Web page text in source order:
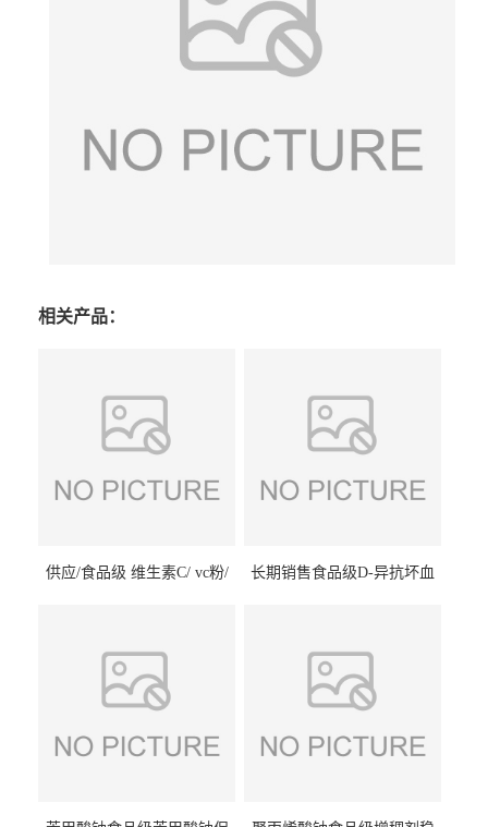
相关产品：
供应/食品级 维生素C/ vc粉/
长期销售食品级D-异抗坏血